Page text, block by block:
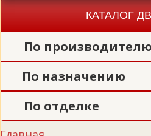
КАТАЛОГ
По производителю
По назначению
По отделке